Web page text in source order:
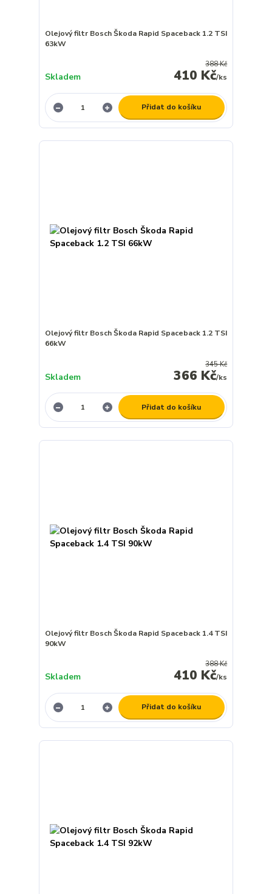
Olejový filtr Bosch Škoda Rapid Spaceback 1.2 TSI
63kW
388 Kč
410 Kč/ks
Skladem
Přidat do košíku
Olejový filtr Bosch Škoda Rapid Spaceback 1.2 TSI
66kW
345 Kč
366 Kč/ks
Skladem
Přidat do košíku
Olejový filtr Bosch Škoda Rapid Spaceback 1.4 TSI
90kW
388 Kč
410 Kč/ks
Skladem
Přidat do košíku